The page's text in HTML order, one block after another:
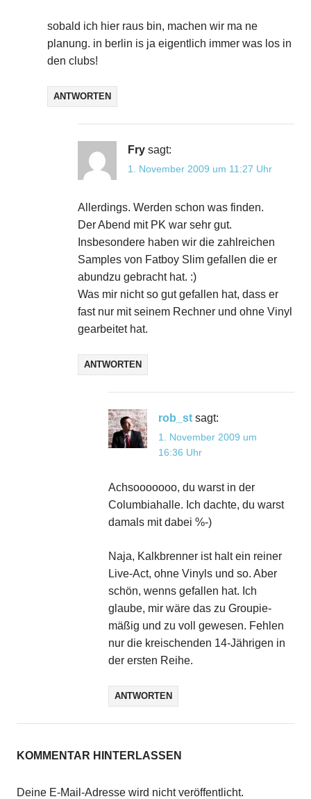
sobald ich hier raus bin, machen wir ma ne
planung. in berlin is ja eigentlich immer was los in
den clubs!
ANTWORTEN
Fry sagt:
1. November 2009 um 11:27 Uhr
Allerdings. Werden schon was finden.
Der Abend mit PK war sehr gut.
Insbesondere haben wir die zahlreichen
Samples von Fatboy Slim gefallen die er
abundzu gebracht hat. :)
Was mir nicht so gut gefallen hat, dass er
fast nur mit seinem Rechner und ohne Vinyl
gearbeitet hat.
ANTWORTEN
rob_st sagt:
1. November 2009 um
16:36 Uhr
Achsooooooo, du warst in der
Columbiahalle. Ich dachte, du warst
damals mit dabei %-)
Naja, Kalkbrenner ist halt ein reiner
Live-Act, ohne Vinyls und so. Aber
schön, wenns gefallen hat. Ich
glaube, mir wäre das zu Groupie-
mäßig und zu voll gewesen. Fehlen
nur die kreischenden 14-Jährigen in
der ersten Reihe.
ANTWORTEN
KOMMENTAR HINTERLASSEN
Deine E-Mail-Adresse wird nicht veröffentlicht.